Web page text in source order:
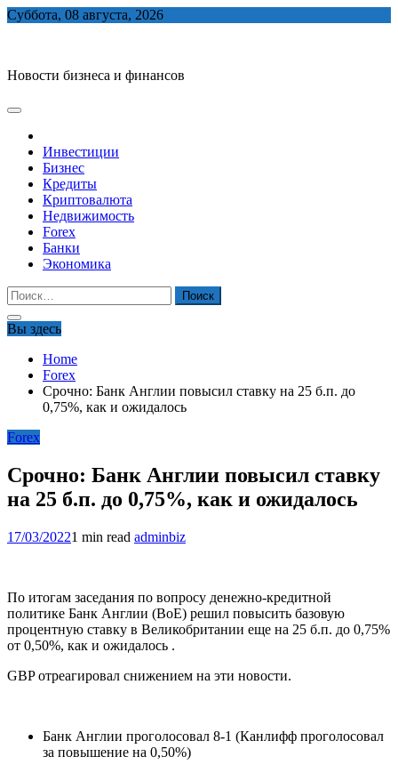
Skip
Суббота, 08 августа, 2026
Новости бизнеса и финансов
Инвестиции
Бизнес
Кредиты
Криптовалюта
Недвижимость
Forex
Банки
Экономика
Найти:
Вы здесь
Home
Forex
Срочно: Банк Англии повысил ставку на 25 б.п. до
0,75%, как и ожидалось
Forex
Срочно: Банк Англии повысил ставку
на 25 б.п. до 0,75%, как и ожидалось
17/03/20221 min read adminbiz
По итогам заседания по вопросу денежно-кредитной
политике Банк Англии (BoE) решил повысить базовую
процентную ставку в Великобритании еще на 25 б.п. до 0,75%
от 0,50%, как и ожидалось .
GBP отреагировал снижением на эти новости.
Банк Англии проголосовал 8-1 (Канлифф проголосовал
за повышение на 0,50%)